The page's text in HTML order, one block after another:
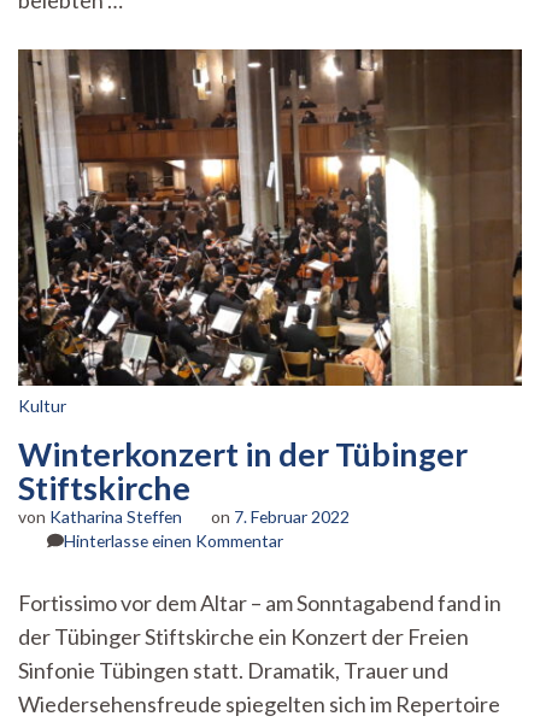
Kultur
Winterkonzert in der Tübinger
Stiftskirche
von Katharina Steffen on 7. Februar 2022
Hinterlasse einen Kommentarzu
der
Tübinger
Stiftskirche
Fortissimo vor dem Altar – am Sonntagabend fand in
der Tübinger Stiftskirche ein Konzert der Freien
Sinfonie Tübingen statt. Dramatik, Trauer und
Wiedersehensfreude spiegelten sich im Repertoire